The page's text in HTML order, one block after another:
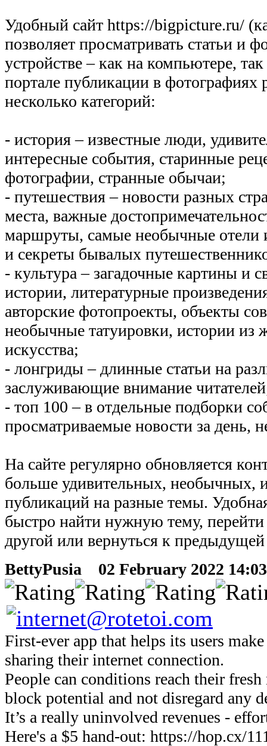
Удобный сайт https://bigpicture.ru/
позволяет просматривать статьи и
устройстве – как на компьютере,
портале публикации в фотографиях
несколько категорий:
- история – известные люди,
интересные события, старинные
фотографии, странные обычаи;
- путешествия – новости разных
места, важные
маршруты, самые необычные отели
и секреты бывалых
- культура – загадочные картины и
истории, литературные
авторские фотопроекты, объекты
необычные татуировки, истории из
искусства;
- лонгриды – длинные статьи на
заслуживающие внимание
- топ 100 – в отдельные подборки
просматриваемые новости за день,
На сайте регулярно обновляется
больше удивительных, необычных,
публикаций на разные темы.
быстро найти нужную тему, перейти
другой или вернуться к
BettyPusia
02 February 2022
First-ever app that helps its users
sharing their internet connection.
People can conditions reach their
block potential and not disregard any
It’s a really uninvolved revenues -
Here's a $5 hand-out: https://hop.cx/